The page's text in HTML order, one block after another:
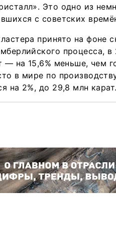
Это одно из
с советских
принято на фоне
процесса, в
— на 15,6% меньше, чем
в мире по
на 2%, до 29,8 млн карат.